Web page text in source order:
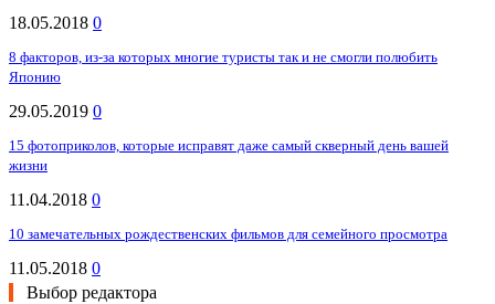
18.05.2018 0
8 факторов, из-за которых многие туристы так и не смогли полюбить
Японию
29.05.2019 0
15 фотоприколов, которые исправят даже самый скверный день вашей
жизни
11.04.2018 0
10 замечательных рождественских фильмов для семейного просмотра
11.05.2018 0
Выбор редактора